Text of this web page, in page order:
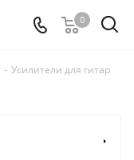
0
- Усилители для гитар